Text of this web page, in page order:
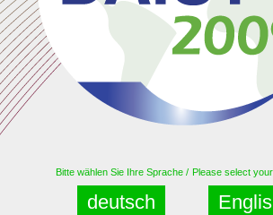
Bitte wählen Sie Ihre Sprache / Please select
deutsch